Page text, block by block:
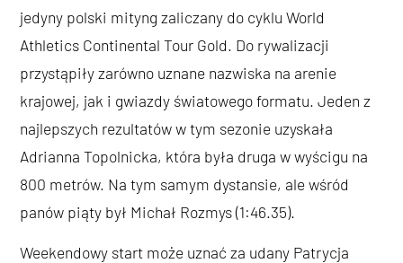
jedyny polski mityng zaliczany do cyklu World
Athletics Continental Tour Gold. Do rywalizacji
przystąpiły zarówno uznane nazwiska na arenie
krajowej, jak i gwiazdy światowego formatu. Jeden z
najlepszych rezultatów w tym sezonie uzyskała
Adrianna Topolnicka, która była druga w wyścigu na
800 metrów. Na tym samym dystansie, ale wśród
panów piąty był Michał Rozmys (1:46.35).
Weekendowy start może uznać za udany Patrycja